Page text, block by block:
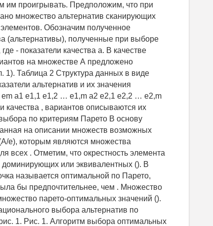
им проигрывать. Предположим, что при
множество альтернатив сканирующих
Обозначим полученное
(альтернативы), полученные при выборе
- показатели качества а. В качестве
на множестве А предложено
1). Таблица 2 Структура данных в виде
альтернатив и их значения
em a1 e1,1 e1,2 … e1,m a2 e2,1 e2,2 … e2,m
, вариантов описываются их
по критериям Парето В основу
на описании множеств возможных
e), которым являются множества
всех . Отметим, что окрестность элемента
доминирующих или эквивалентных (). В
называется оптимальной по Парето,
бы предпочтительнее, чем . Множество
парето-оптимальных значений ().
выбора альтернатив по
1. Рис. 1. Алгоритм выбора оптимальных